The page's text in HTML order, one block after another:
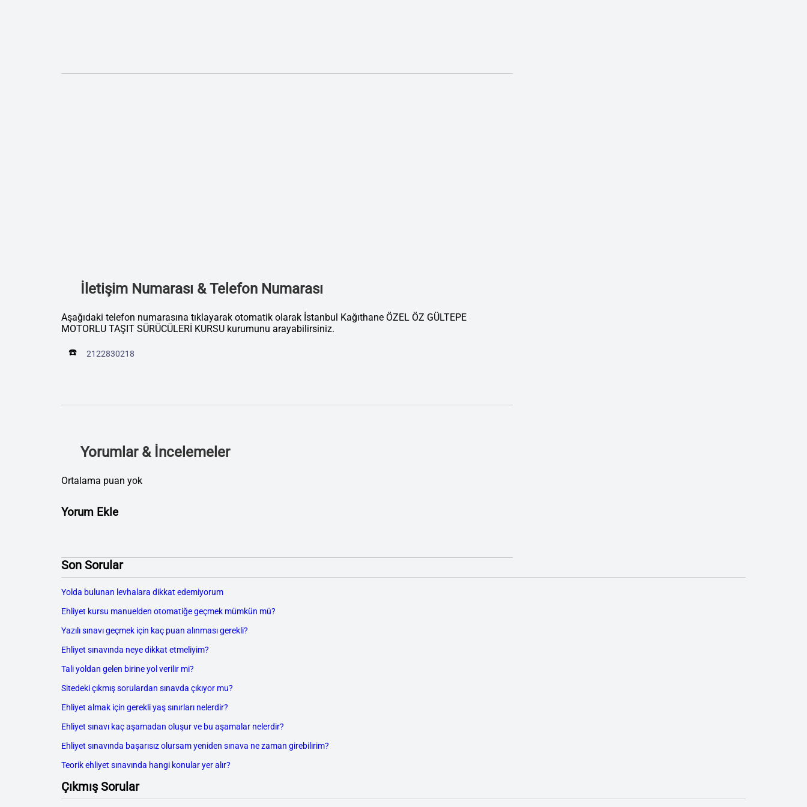
İletişim Numarası & Telefon Numarası
Aşağıdaki telefon numarasına tıklayarak otomatik olarak İstanbul Kağıthane ÖZEL ÖZ GÜLTEPE
MOTORLU TAŞIT SÜRÜCÜLERİ KURSU kurumunu arayabilirsiniz.
☎️ 2122830218
Yorumlar & İncelemeler
Ortalama puan yok
Yorum Ekle
Son Sorular
Yolda bulunan levhalara dikkat edemiyorum
Ehliyet kursu manuelden otomatiğe geçmek mümkün mü?
Yazılı sınavı geçmek için kaç puan alınması gerekli?
Ehliyet sınavında neye dikkat etmeliyim?
Tali yoldan gelen birine yol verilir mi?
Sitedeki çıkmış sorulardan sınavda çıkıyor mu?
Ehliyet almak için gerekli yaş sınırları nelerdir?
Ehliyet sınavı kaç aşamadan oluşur ve bu aşamalar nelerdir?
Ehliyet sınavında başarısız olursam yeniden sınava ne zaman girebilirim?
Teorik ehliyet sınavında hangi konular yer alır?
Çıkmış Sorular